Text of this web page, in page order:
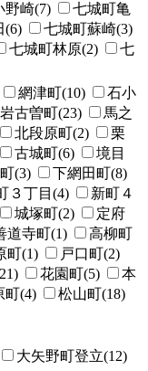
野崎(7)
七城町亀
(6)
七城町蘇崎(3)
七城町林原(2)
七
網津町(10)
石小
岩古曽町(23)
馬之
北段原町(2)
栗
古城町(6)
境目
(3)
下網田町(8)
３丁目(4)
新町４
城塚町(2)
定府
道寺町(1)
高柳町
町(1)
戸口町(2)
花園町(5)
本
町(4)
松山町(18)
大矢野町登立(12)